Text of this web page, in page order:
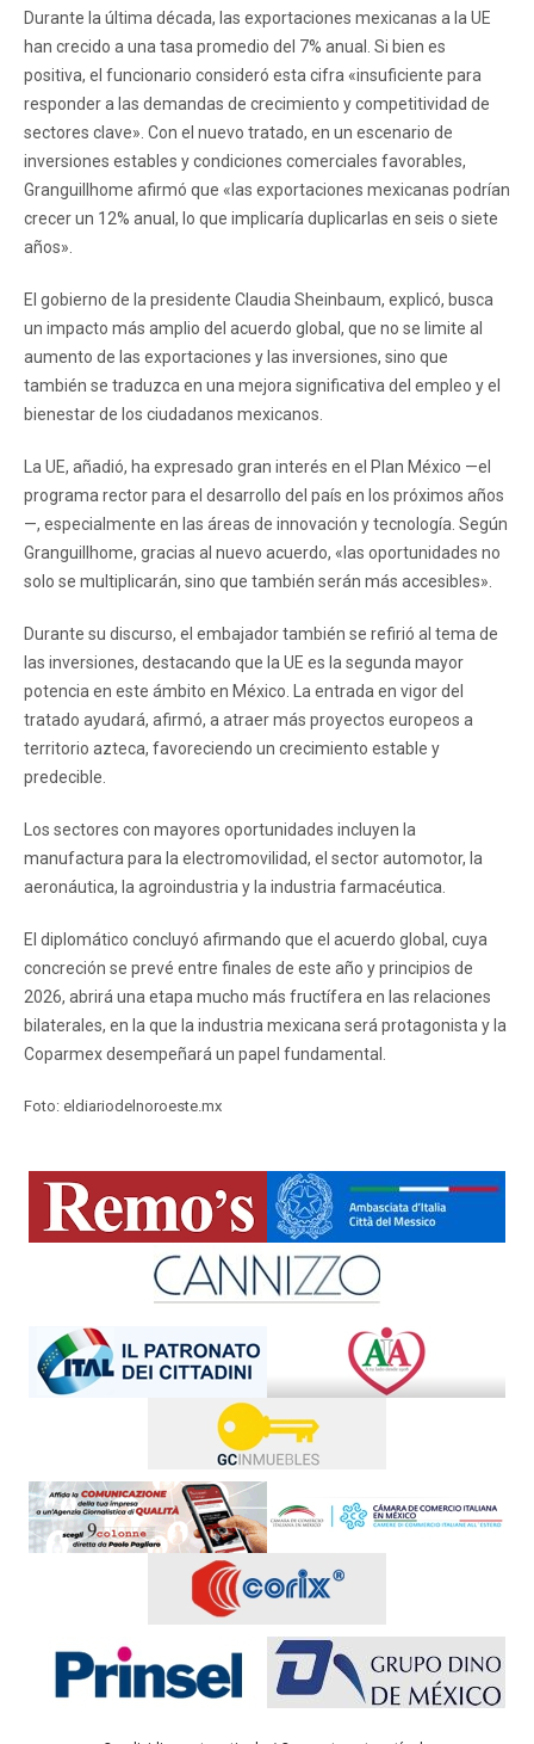
Durante la última década, las exportaciones mexicanas a la UE
han crecido a una tasa promedio del 7% anual. Si bien es
positiva, el funcionario consideró esta cifra «insuficiente para
responder a las demandas de crecimiento y competitividad de
sectores clave». Con el nuevo tratado, en un escenario de
inversiones estables y condiciones comerciales favorables,
Granguillhome afirmó que «las exportaciones mexicanas podrían
crecer un 12% anual, lo que implicaría duplicarlas en seis o siete
años».
El gobierno de la presidente Claudia Sheinbaum, explicó, busca
un impacto más amplio del acuerdo global, que no se limite al
aumento de las exportaciones y las inversiones, sino que
también se traduzca en una mejora significativa del empleo y el
bienestar de los ciudadanos mexicanos.
La UE, añadió, ha expresado gran interés en el Plan México —el
programa rector para el desarrollo del país en los próximos años
—, especialmente en las áreas de innovación y tecnología. Según
Granguillhome, gracias al nuevo acuerdo, «las oportunidades no
solo se multiplicarán, sino que también serán más accesibles».
Durante su discurso, el embajador también se refirió al tema de
las inversiones, destacando que la UE es la segunda mayor
potencia en este ámbito en México. La entrada en vigor del
tratado ayudará, afirmó, a atraer más proyectos europeos a
territorio azteca, favoreciendo un crecimiento estable y
predecible.
Los sectores con mayores oportunidades incluyen la
manufactura para la electromovilidad, el sector automotor, la
aeronáutica, la agroindustria y la industria farmacéutica.
El diplomático concluyó afirmando que el acuerdo global, cuya
concreción se prevé entre finales de este año y principios de
2026, abrirá una etapa mucho más fructífera en las relaciones
bilaterales, en la que la industria mexicana será protagonista y la
Coparmex desempeñará un papel fundamental.
Foto: eldiariodelnoroeste.mx